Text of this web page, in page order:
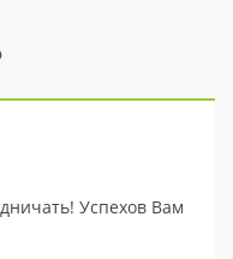
Успехов Вам